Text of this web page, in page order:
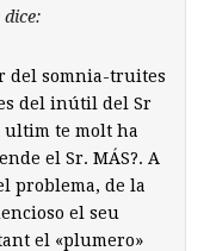
dice:
del somnia-truites
del inútil del Sr
ultim te molt ha
el Sr. MÁS?. A
problema, de la
el seu
el «plumero»